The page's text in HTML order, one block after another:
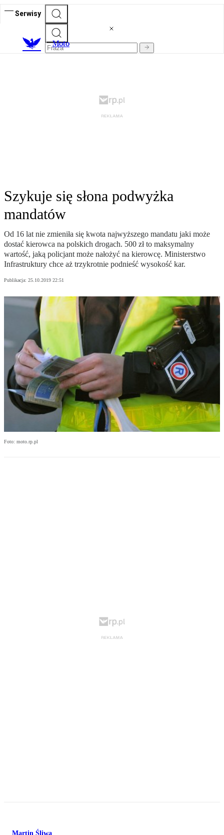
Serwisy
Moto
Szykuje się słona podwyżka
mandatów
Od 16 lat nie zmieniła się kwota najwyższego mandatu jaki może
dostać kierowca na polskich drogach. 500 zł to maksymalny
wartość, jaką policjant może nałożyć na kierowcę. Ministerstwo
Infrastruktury chce aż trzykrotnie podnieść wysokość kar.
Publikacja: 25.10.2019 22:51
Foto: moto.rp.pl
Martin Śliwa